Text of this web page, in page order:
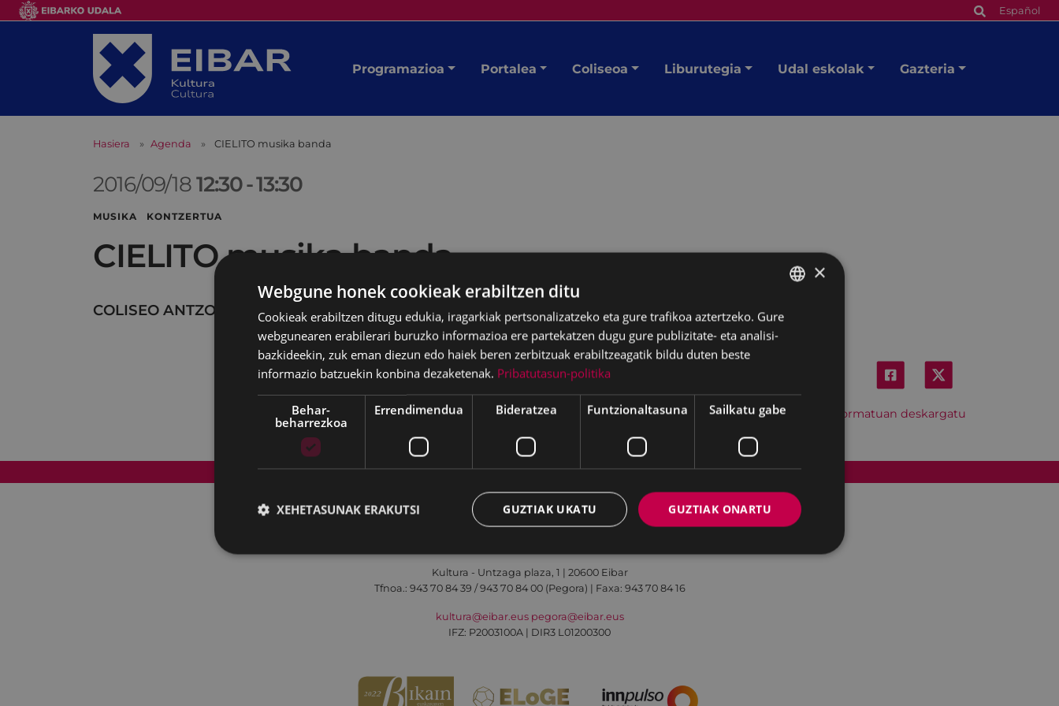
Español
Programazioa Portalea Coliseoa Liburutegia Udal eskolak Gazteria
Hasiera Agenda CIELITO musika banda
2016/09/1812:30-13:30
MUSIKA KONTZERTUA
CIELITO musika banda
COLISEO ANTZOKIA
Hitzordu hau iCal formatuan deskargatu
Web mapa Irisgarritasuna Kontaktua Lege-oharra Cookien politika
Kultura - Untzaga plaza, 1 | 20600 Eibar
Tfnoa.: 943 70 84 39 / 943 70 84 00 (Pegora) | Faxa: 943 70 84 16
kultura@eibar.eus pegora@eibar.eus
IFZ: P2003100A | DIR3 L01200300
BASQUE
SPANISH
×
Webgune honek cookieak erabiltzen ditu
Cookieak erabiltzen ditugu edukia, iragarkiak pertsonalizatzeko eta gure trafikoa aztertzeko. Gure
webgunearen erabilerari buruzko informazioa ere partekatzen dugu gure publizitate- eta analisi-
bazkideekin, zuk eman diezun edo haiek beren zerbitzuak erabiltzeagatik bildu duten beste
informazio batzuekin konbina dezaketenak. Pribatutasun-politika
Behar-
beharrezkoa
Errendimendua Bideratzea Funtzionaltasuna Sailkatu gabe
GUZTIAK ONARTU
GUZTIAK UKATU
XEHETASUNAK ERAKUTSI